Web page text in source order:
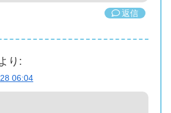
返信
り:
06:04